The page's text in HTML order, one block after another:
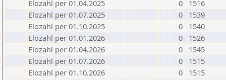
Elozahl per 01.04.2025
0
1516
Elozahl per 01.07.2025
0
1539
Elozahl per 01.10.2025
0
1540
Elozahl per 01.01.2026
0
1526
Elozahl per 01.04.2026
0
1545
Elozahl per 01.07.2026
0
1515
Elozahl per 01.10.2026
0 1515